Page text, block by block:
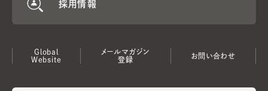
採用情報
Global
Website
メールマガジン
登録
お問い合わせ